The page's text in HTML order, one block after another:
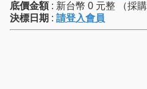
底價金額 : 新台幣 0 元整 （採
決標日期 : 請登入會員